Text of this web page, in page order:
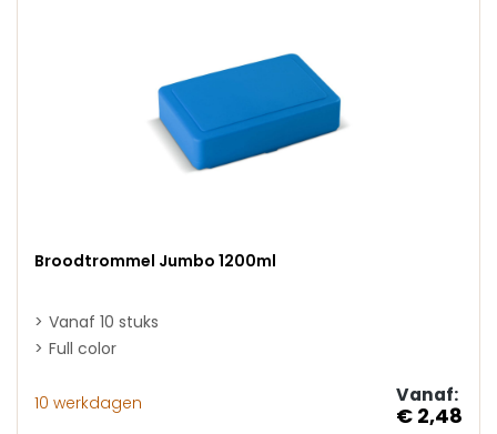
Broodtrommel Jumbo 1200ml
Vanaf 10 stuks
Full color
10 werkdagen Vanaf:
€ 2,48